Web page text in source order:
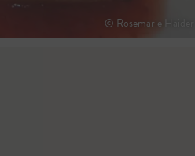
© Rosemarie Haider